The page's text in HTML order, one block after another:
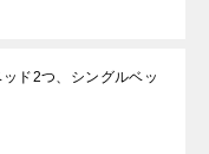
ド2つ、シングルベッ